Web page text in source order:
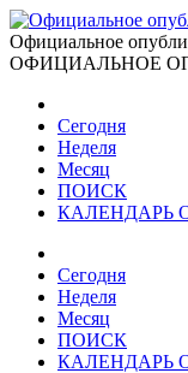
Официальное
ОФИЦИАЛЬНОЕ
Сегодня
Неделя
Месяц
ПОИСК
КАЛЕНДАРЬ
Сегодня
Неделя
Месяц
ПОИСК
КАЛЕНДАРЬ